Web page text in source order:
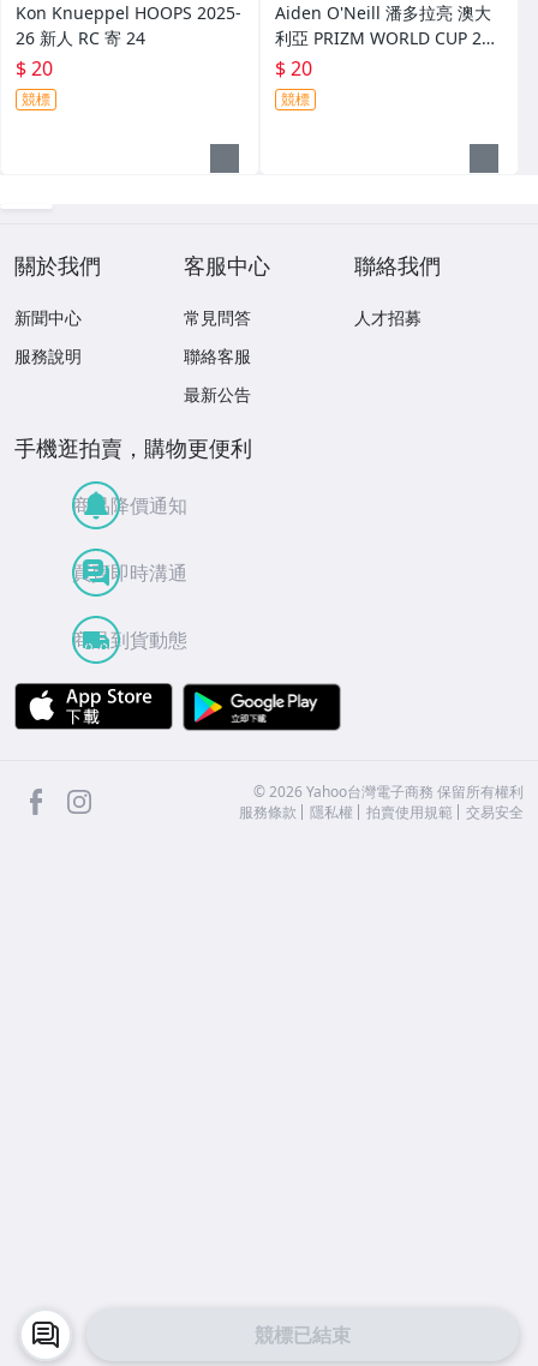
競標已結束
Kon Knueppel HOOPS 2025-
26 新人 RC 寄 24
$ 20
競標
Aiden O'Neill 潘多拉亮 澳大
利亞 PRIZM WORLD CUP 202
6 世界杯 新人 RC 寄 25
$ 20
競標
關於我們
新聞中心
服務說明
客服中心
常見問答
聯絡客服
最新公告
聯絡我們
人才招募
手機逛拍賣，購物更便利
商品降價通知
買賣即時溝通
商品到貨動態
APP Store
facebook ©2026 Yahoo台灣電子商務 保留所有權利
服務條款
隱私權 拍賣使用規範 交易安全